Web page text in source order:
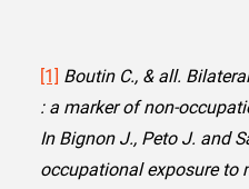
[1] Boutin C., & all.
: a marker of non-
In Bignon J., Peto J. and
occupational exposure to